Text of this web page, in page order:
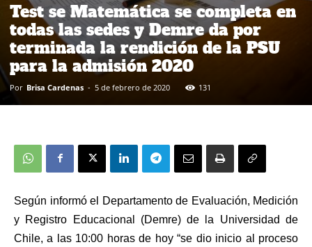
Test se Matemática se completa en
todas las sedes y Demre da por
terminada la rendición de la PSU
para la admisión 2020
Por Brisa Cardenas - 5 de febrero de 2020 131
Según informó el Departamento de Evaluación, Medición
y Registro Educacional (Demre) de la Universidad de
Chile, a las 10:00 horas de hoy “se dio inicio al proceso